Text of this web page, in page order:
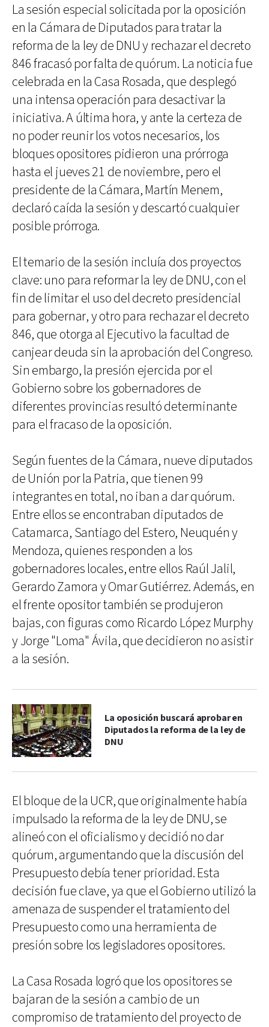
La sesión especial solicitada por la oposición
en la Cámara de Diputados para tratar la
reforma de la ley de DNU y rechazar el decreto
846 fracasó por falta de quórum. La noticia fue
celebrada en la Casa Rosada, que desplegó
una intensa operación para desactivar la
iniciativa. A última hora, y ante la certeza de
no poder reunir los votos necesarios, los
bloques opositores pidieron una prórroga
hasta el jueves 21 de noviembre, pero el
presidente de la Cámara, Martín Menem,
declaró caída la sesión y descartó cualquier
posible prórroga.
El temario de la sesión incluía dos proyectos
clave: uno para reformar la ley de DNU, con el
fin de limitar el uso del decreto presidencial
para gobernar, y otro para rechazar el decreto
846, que otorga al Ejecutivo la facultad de
canjear deuda sin la aprobación del Congreso.
Sin embargo, la presión ejercida por el
Gobierno sobre los gobernadores de
diferentes provincias resultó determinante
para el fracaso de la oposición.
Según fuentes de la Cámara, nueve diputados
de Unión por la Patria, que tienen 99
integrantes en total, no iban a dar quórum.
Entre ellos se encontraban diputados de
Catamarca, Santiago del Estero, Neuquén y
Mendoza, quienes responden a los
gobernadores locales, entre ellos Raúl Jalil,
Gerardo Zamora y Omar Gutiérrez. Además, en
el frente opositor también se produjeron
bajas, con figuras como Ricardo López Murphy
y Jorge "Loma" Ávila, que decidieron no asistir
a la sesión.
La oposición buscará aprobar en
Diputados la reforma de la ley de
DNU
El bloque de la UCR, que originalmente había
impulsado la reforma de la ley de DNU, se
alineó con el oficialismo y decidió no dar
quórum, argumentando que la discusión del
Presupuesto debía tener prioridad. Esta
decisión fue clave, ya que el Gobierno utilizó la
amenaza de suspender el tratamiento del
Presupuesto como una herramienta de
presión sobre los legisladores opositores.
La Casa Rosada logró que los opositores se
bajaran de la sesión a cambio de un
compromiso de tratamiento del proyecto de